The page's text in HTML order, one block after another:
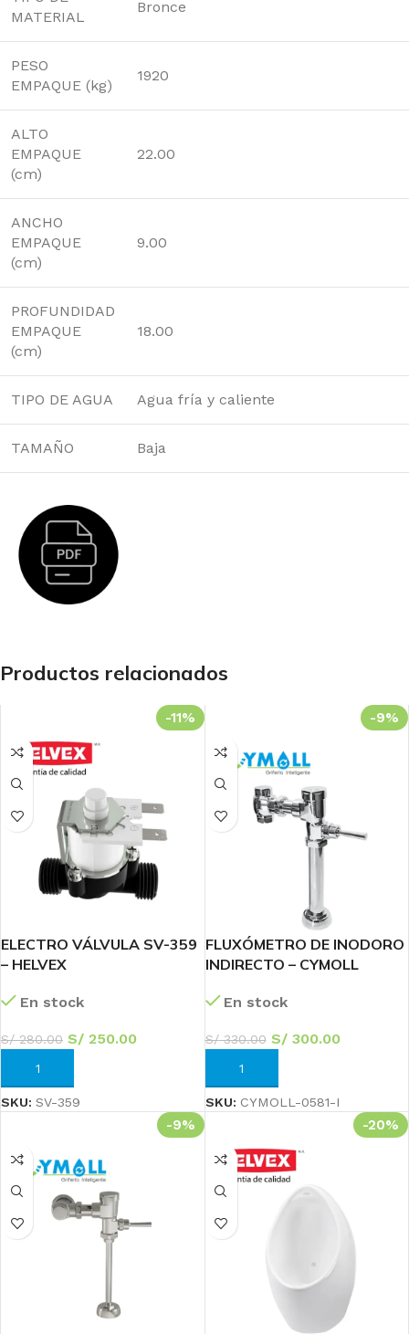
MATERIAL
Bronce
PESO
EMPAQUE (kg)
1920
ALTO
EMPAQUE
(cm)
22.00
ANCHO
EMPAQUE
(cm)
9.00
PROFUNDIDAD
EMPAQUE
(cm)
18.00
TIPO DE AGUA Agua fría y caliente
TAMAÑO Baja
Productos relacionados
-11%
ELECTRO VÁLVULA SV-359
– HELVEX
En stock
S/280.00 S/ 250.00
AÑADIR AL CARRITO
SKU: SV-359
-9%
FLUXÓMETRO DE INODORO
INDIRECTO – CYMOLL
En stock
S/330.00 S/300.00
AÑADIR AL CARRITO
SKU: CYMOLL-0581-I
-9% -20%